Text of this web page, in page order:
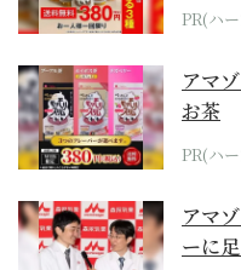
PR(ハ
アマ
お茶
PR(ハ
アマ
ーに